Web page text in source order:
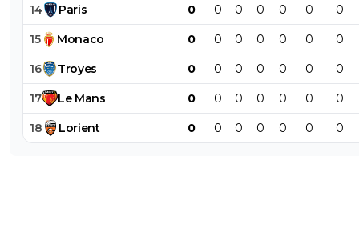
14 Paris 0 0 0 0 0 0 0
15 Monaco 0 0 0 0 0 0 0
16 Troyes 0 0 0 0 0 0 0
17 Le Mans 0 0 0 0 0 0 0
18 Lorient 0 0 0 0 0 0 0